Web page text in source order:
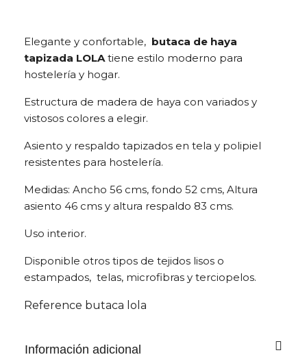
Elegante y confortable, butaca de haya
tapizada LOLA tiene estilo moderno para
hostelería y hogar.
Estructura de madera de haya con variados y
vistosos colores a elegir.
Asiento y respaldo tapizados en tela y polipiel
resistentes para hostelería.
Medidas: Ancho 56 cms, fondo 52 cms, Altura
asiento 46 cms y altura respaldo 83 cms.
Uso interior.
Disponible otros tipos de tejidos lisos o
estampados, telas, microfibras y terciopelos.
Reference butaca lola
Información adicional